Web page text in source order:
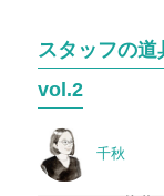
スタッフの
vol.2
稿
千秋稿